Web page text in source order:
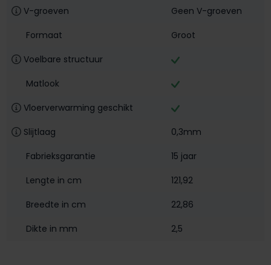
V-groeven
Geen V-groeven
Formaat
Groot
Voelbare structuur
Matlook
Vloerverwarming geschikt
Slijtlaag
0,3mm
Fabrieksgarantie
15 jaar
Lengte in cm
121,92
Breedte in cm
22,86
Dikte in mm
2,5